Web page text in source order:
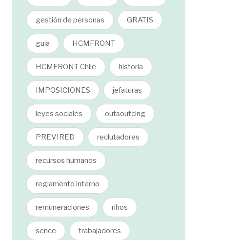
gestión de personas GRATIS
guia HCMFRONT
HCMFRONT Chile historia
IMPOSICIONES jefaturas
leyes sociales outsoutcing
PREVIRED reclutadores
recursos humanos
reglamento interno
remuneraciones rihos
sence trabajadores